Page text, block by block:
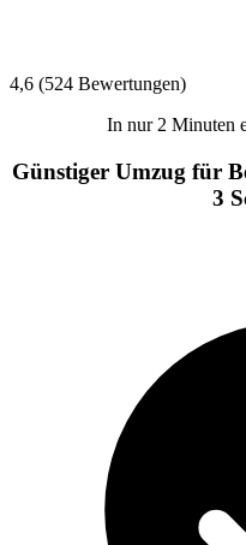
4,6 (524 Bewertungen)
In nur 2 Minuten
Günstiger Umzug für
3